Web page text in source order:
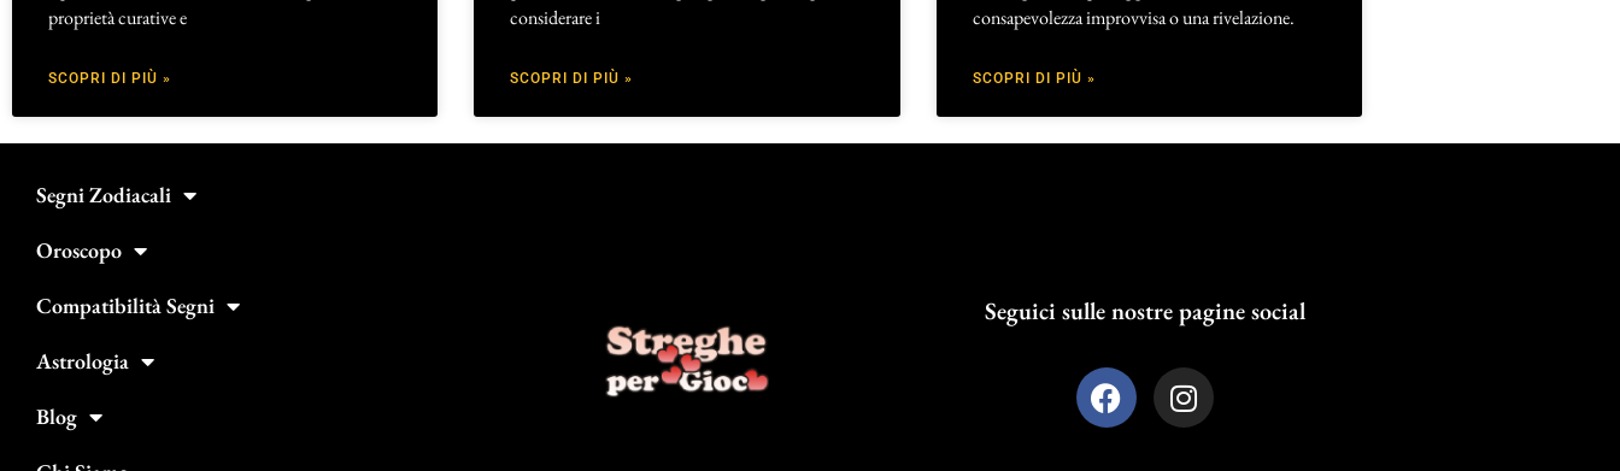
proprietà curative e
SCOPRI DI PIÙ »
considerare i
SCOPRI DI PIÙ »
consapevolezza improvvisa o una rivelazione.
SCOPRI DI PIÙ »
Segni Zodiacali
Oroscopo
Compatibilità Segni
Astrologia
Blog
Seguici sulle nostre pagine social
F
a
I
n